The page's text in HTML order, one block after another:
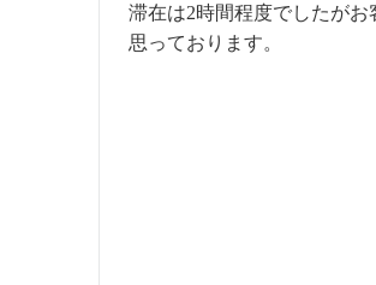
滞在は2時間程度でしたが
思っております。